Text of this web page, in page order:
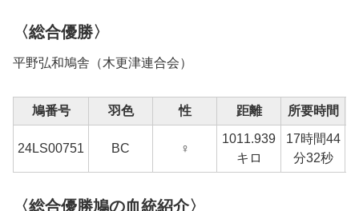
〈総合優勝〉
平野弘和鳩舎（木更津連合会）
鳩番号 羽色 性 距離 所要時間
24LS00751 BC ♀
1011.939
キロ
17時間44
分32秒
〈総合優勝鳩の血統紹介〉